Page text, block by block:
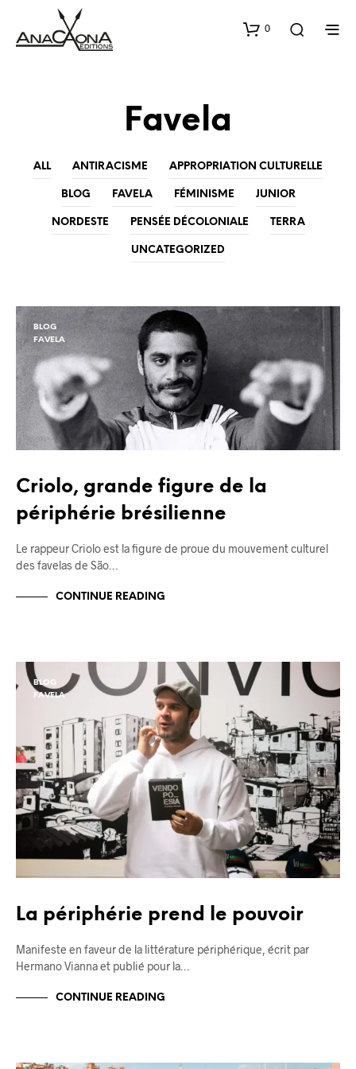
0
Favela
ALL ANTIRACISME APPROPRIATION CULTURELLE
BLOG FAVELA FÉMINISME JUNIOR
NORDESTE PENSÉE DÉCOLONIALE TERRA
UNCATEGORIZED
BLOG
FAVELA
Criolo, grande figure de la
périphérie brésilienne
Le rappeur Criolo est la figure de proue du mouvement culturel
des favelas de São…
CONTINUE READING
BLOG
FAVELA
La périphérie prend le pouvoir
Manifeste en faveur de la littérature périphérique, écrit par
Hermano Vianna et publié pour la…
CONTINUE READING